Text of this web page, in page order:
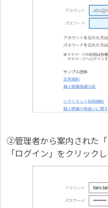
②管理者から案内された「
「ログイン」をクリックし